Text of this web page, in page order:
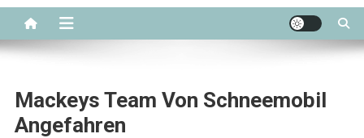
Mackeys Team Von Schneemobil
Angefahren